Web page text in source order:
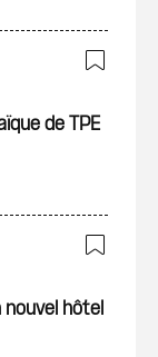
de TPE
hôtel